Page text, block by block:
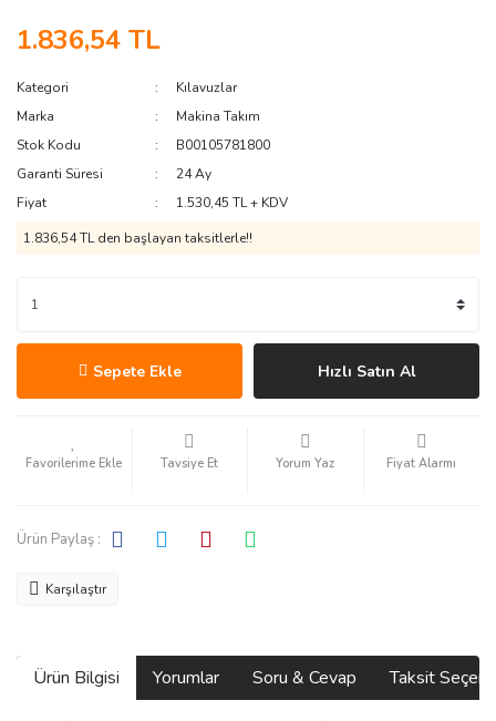
1.836,54 TL
Kategori
Kılavuzlar
Marka
Makina Takım
Stok Kodu
B00105781800
Garanti Süresi
24 Ay
Fiyat
1.530,45 TL + KDV
1.836,54 TL den başlayan taksitlerle!!
Sepete Ekle Hızlı Satın Al
Tavsiye Et Yorum Yaz Fiyat Alarmı
Ürün Paylaş :
Karşılaştır
Ürün Bilgisi Yorumlar Soru & Cevap Taksit